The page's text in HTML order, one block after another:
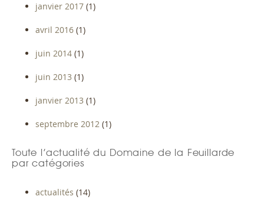
janvier 2017 (1)
avril 2016 (1)
juin 2014 (1)
juin 2013 (1)
janvier 2013 (1)
septembre 2012 (1)
Toute l’actualité du Domaine de la Feuillarde
par catégories
actualités (14)